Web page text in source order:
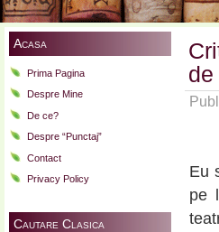
Acasa
Prima Pagina
Despre Mine
De ce?
Despre “Punctaj”
Contact
Privacy Policy
Cautare Clasica
de
Eu
pe